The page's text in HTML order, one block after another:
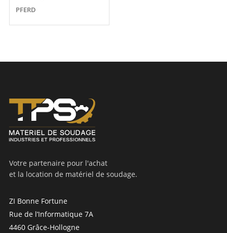
PFERD
Votre partenaire pour l'achat
et la location de matériel de soudage.
ZI Bonne Fortune
Rue de l’Informatique 7A
4460 Grâce-Hollogne